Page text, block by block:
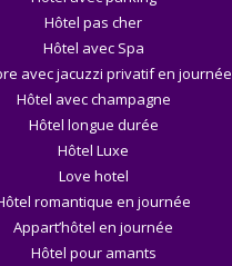
Hôtel pas cher
Hôtel avec Spa
avec jacuzzi privatif en journée
Hôtel avec champagne
Hôtel longue durée
Hôtel Luxe
Love hotel
romantique en journée
Appart’hôtel en journée
Hôtel pour amants